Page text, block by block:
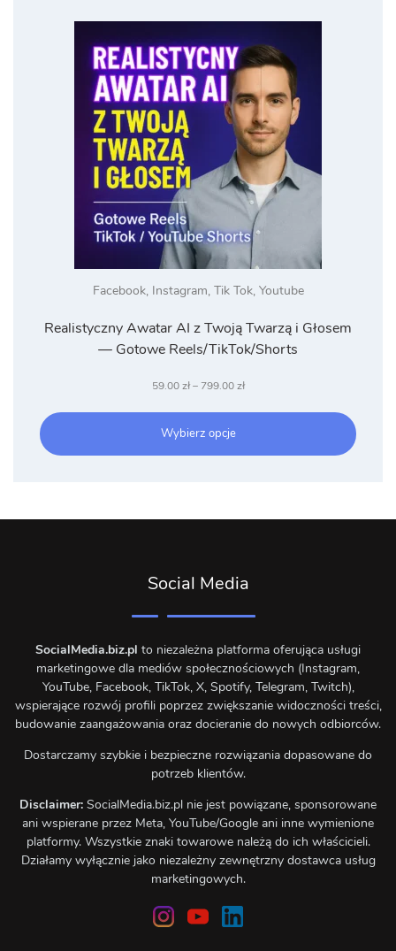
Facebook, Instagram, Tik Tok, Youtube
Realistyczny Awatar AI z Twoją Twarzą i Głosem
— Gotowe Reels/TikTok/Shorts
59.00zł – 799.00złZakres
od
Wybierz opcje
Social Media
SocialMedia.biz.pl to niezależna platforma oferująca usługi
marketingowe dla mediów społecznościowych (Instagram,
YouTube, Facebook, TikTok, X, Spotify, Telegram, Twitch),
wspierające rozwój profili poprzez zwiększanie widoczności treści,
budowanie zaangażowania oraz docieranie do nowych odbiorców.
Dostarczamy szybkie i bezpieczne rozwiązania dopasowane do
potrzeb klientów.
Disclaimer: SocialMedia.biz.pl nie jest powiązane, sponsorowane
ani wspierane przez Meta, YouTube/Google ani inne wymienione
platformy. Wszystkie znaki towarowe należą do ich właścicieli.
Działamy wyłącznie jako niezależny zewnętrzny dostawca usług
marketingowych.